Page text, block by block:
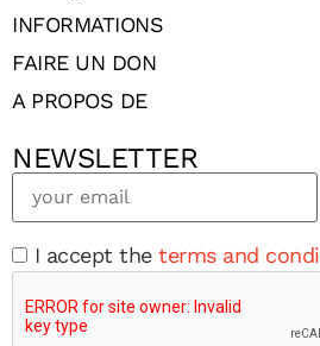
INFORMATIONS
FAIRE UN DON
A PROPOS DE
NEWSLETTER
I accept the terms and